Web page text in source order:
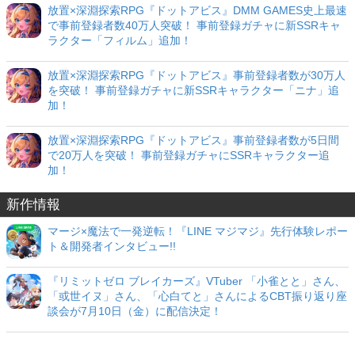
放置×深淵探索RPG『ドットアビス』DMM GAMES史上最速
で事前登録者数40万人突破！ 事前登録ガチャに新SSRキャ
ラクター「フィルム」追加！
放置×深淵探索RPG『ドットアビス』事前登録者数が30万人
を突破！ 事前登録ガチャに新SSRキャラクター「ニナ」追
加！
放置×深淵探索RPG『ドットアビス』事前登録者数が5日間
で20万人を突破！ 事前登録ガチャにSSRキャラクター追
加！
新作情報
マージ×魔法で一発逆転！『LINE マジマジ』先行体験レポー
ト＆開発者インタビュー!!
『リミットゼロ ブレイカーズ』VTuber 「小雀とと」さん、
「或世イヌ」さん、「心白てと」さんによるCBT振り返り座
談会が7月10日（金）に配信決定！